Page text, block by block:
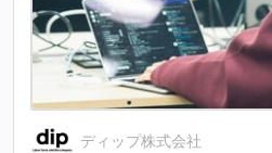
ディップ株式会社